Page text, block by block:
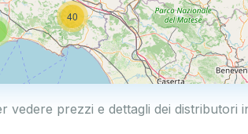
40
vedere prezzi e dettagli dei distributori